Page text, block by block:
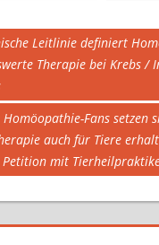
Leitlinie definiert
Therapie bei Krebs /
Fans setzen
auch für Tiere
mit